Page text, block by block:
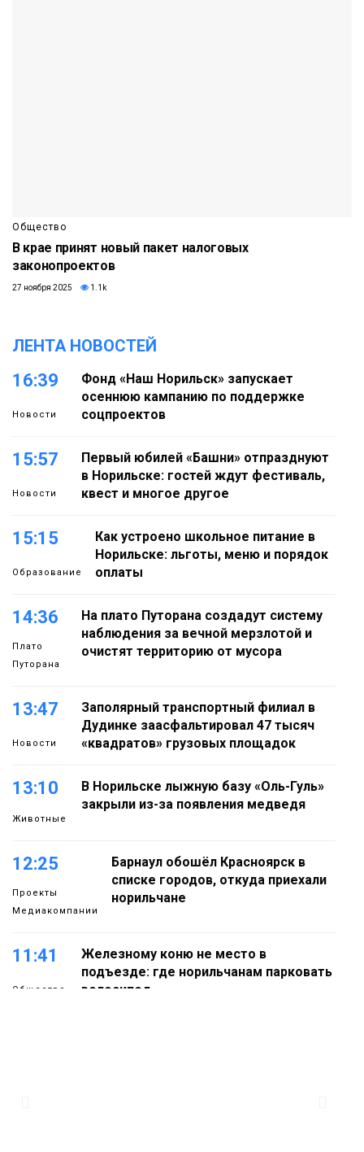
Общество
В крае принят новый пакет налоговых
законопроектов
27 ноября 2025 1.1k
ЛЕНТА НОВОСТЕЙ
16:39
Новости
Фонд «Наш Норильск» запускает
осеннюю кампанию по поддержке
соцпроектов
15:57
Новости
Первый юбилей «Башни» отпразднуют
в Норильске: гостей ждут фестиваль,
квест и многое другое
15:15
Образование
Как устроено школьное питание в
Норильске: льготы, меню и порядок
оплаты
14:36
Плато
Путорана
На плато Путорана создадут систему
наблюдения за вечной мерзлотой и
очистят территорию от мусора
13:47
Новости
Заполярный транспортный филиал в
Дудинке заасфальтировал 47 тысяч
«квадратов» грузовых площадок
13:10
Животные
В Норильске лыжную базу «Оль-Гуль»
закрыли из-за появления медведя
12:25
Проекты
Медиакомпании
Барнаул обошёл Красноярск в
списке городов, откуда приехали
норильчане
11:41
Общество
Железному коню не место в
подъезде: где норильчанам парковать
велосипед